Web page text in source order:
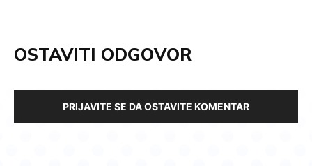
OSTAVITI ODGOVOR
PRIJAVITE SE DA OSTAVITE KOMENTAR